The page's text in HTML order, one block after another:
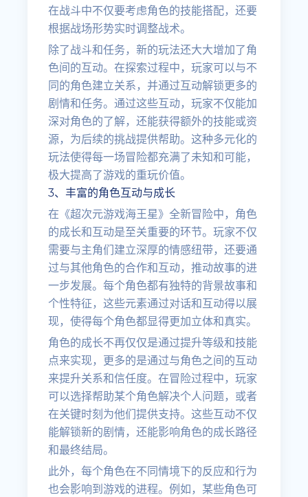
在战斗中不仅要考虑角色的技能搭配，还要
根据战场形势实时调整战术。
除了战斗和任务，新的玩法还大大增加了角
色间的互动。在探索过程中，玩家可以与不
同的角色建立关系，并通过互动解锁更多的
剧情和任务。通过这些互动，玩家不仅能加
深对角色的了解，还能获得额外的技能或资
源，为后续的挑战提供帮助。这种多元化的
玩法使得每一场冒险都充满了未知和可能，
极大提高了游戏的重玩价值。
3、丰富的角色互动与成长
在《超次元游戏海王星》全新冒险中，角色
的成长和互动是至关重要的环节。玩家不仅
需要与主角们建立深厚的情感纽带，还要通
过与其他角色的合作和互动，推动故事的进
一步发展。每个角色都有独特的背景故事和
个性特征，这些元素通过对话和互动得以展
现，使得每个角色都显得更加立体和真实。
角色的成长不再仅仅是通过提升等级和技能
点来实现，更多的是通过与角色之间的互动
来提升关系和信任度。在冒险过程中，玩家
可以选择帮助某个角色解决个人问题，或者
在关键时刻为他们提供支持。这些互动不仅
能解锁新的剧情，还能影响角色的成长路径
和最终结局。
此外，每个角色在不同情境下的反应和行为
也会影响到游戏的进程。例如，某些角色可